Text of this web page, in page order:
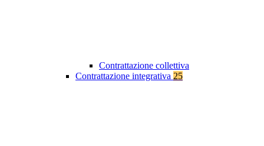
Contrattazione collettiva
Contrattazione integrativa 25